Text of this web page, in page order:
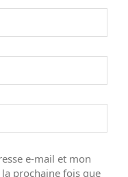
e-mail et mon
prochaine fois que